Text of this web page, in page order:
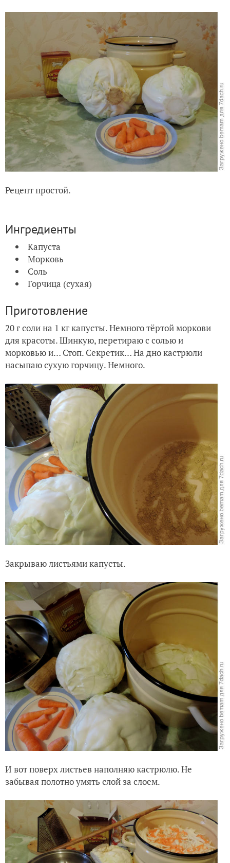
Рецепт простой.
Ингредиенты
Капуста
Морковь
Соль
Горчица (сухая)
Приготовление
20 г соли на 1 кг капусты. Немного тёртой моркови
для красоты. Шинкую, перетираю с солью и
морковью и… Стоп. Секретик… На дно кастрюли
насыпаю сухую горчицу. Немного.
Закрываю листьями капусты.
И вот поверх листьев наполняю кастрюлю. Не
забывая полотно умять слой за слоем.